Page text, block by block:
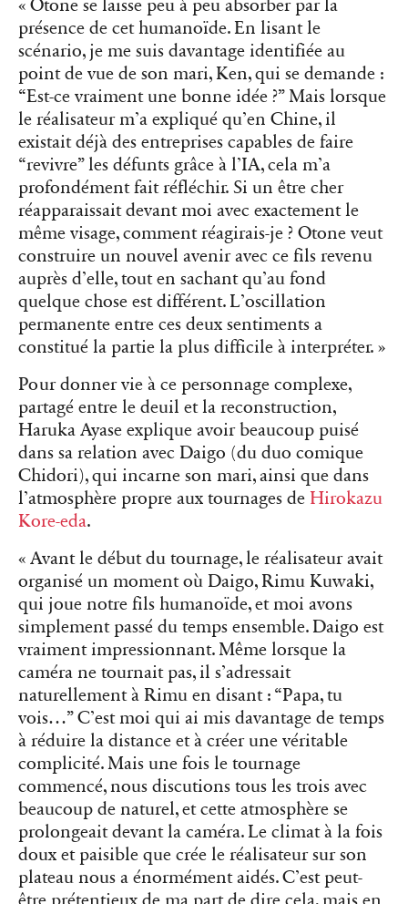
« Otone se laisse peu à peu absorber par la
présence de cet humanoïde. En lisant le
scénario, je me suis davantage identifiée au
point de vue de son mari, Ken, qui se demande :
“Est-ce vraiment une bonne idée ?” Mais lorsque
le réalisateur m’a expliqué qu’en Chine, il
existait déjà des entreprises capables de faire
“revivre” les défunts grâce à l’IA, cela m’a
profondément fait réfléchir. Si un être cher
réapparaissait devant moi avec exactement le
même visage, comment réagirais-je ? Otone veut
construire un nouvel avenir avec ce fils revenu
auprès d’elle, tout en sachant qu’au fond
quelque chose est différent. L’oscillation
permanente entre ces deux sentiments a
constitué la partie la plus difficile à interpréter. »
Pour donner vie à ce personnage complexe,
partagé entre le deuil et la reconstruction,
Haruka Ayase explique avoir beaucoup puisé
dans sa relation avec Daigo (du duo comique
Chidori), qui incarne son mari, ainsi que dans
l’atmosphère propre aux tournages de Hirokazu
Kore-eda.
« Avant le début du tournage, le réalisateur avait
organisé un moment où Daigo, Rimu Kuwaki,
qui joue notre fils humanoïde, et moi avons
simplement passé du temps ensemble. Daigo est
vraiment impressionnant. Même lorsque la
caméra ne tournait pas, il s’adressait
naturellement à Rimu en disant : “Papa, tu
vois…” C’est moi qui ai mis davantage de temps
à réduire la distance et à créer une véritable
complicité. Mais une fois le tournage
commencé, nous discutions tous les trois avec
beaucoup de naturel, et cette atmosphère se
prolongeait devant la caméra. Le climat à la fois
doux et paisible que crée le réalisateur sur son
plateau nous a énormément aidés. C’est peut-